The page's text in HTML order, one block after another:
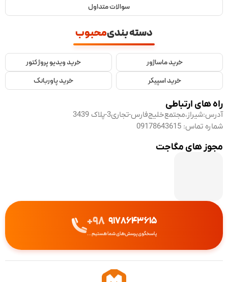
سوالات متداول
دسته بندیمحبوب
خرید ماساژور
خرید ویدیو پروژکتور
خرید اسپیکر
خرید پاوربانک
راه های ارتباطی
آدرس:شیراز،مجتمع‌خلیج‌فارس-تجاری3-پلاک 3439
شماره تماس: 09178643615
مجوز های مگاجت
9178643615
98+
پاسخگوی پرسش‌های شما هستیم...